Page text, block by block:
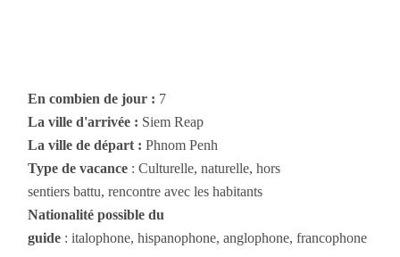
En combien de jour : 7
La ville d'arrivée : Siem Reap
La ville de départ :Phnom Penh
Type de vacance : Culturelle, naturelle, hors
sentiers battu, rencontre avec les habitants
Nationalité possible du
guide : italophone, hispanophone, anglophone, francophone